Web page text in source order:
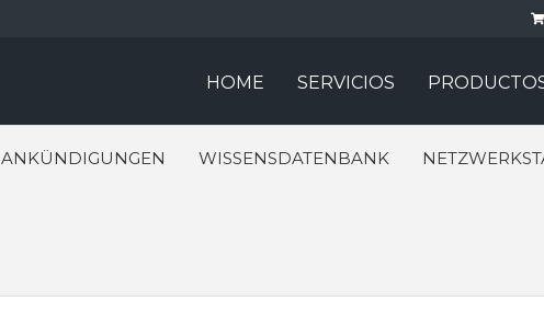
HOME SERVICIOS
ANKÜNDIGUNGEN WISSENSDATENBANK